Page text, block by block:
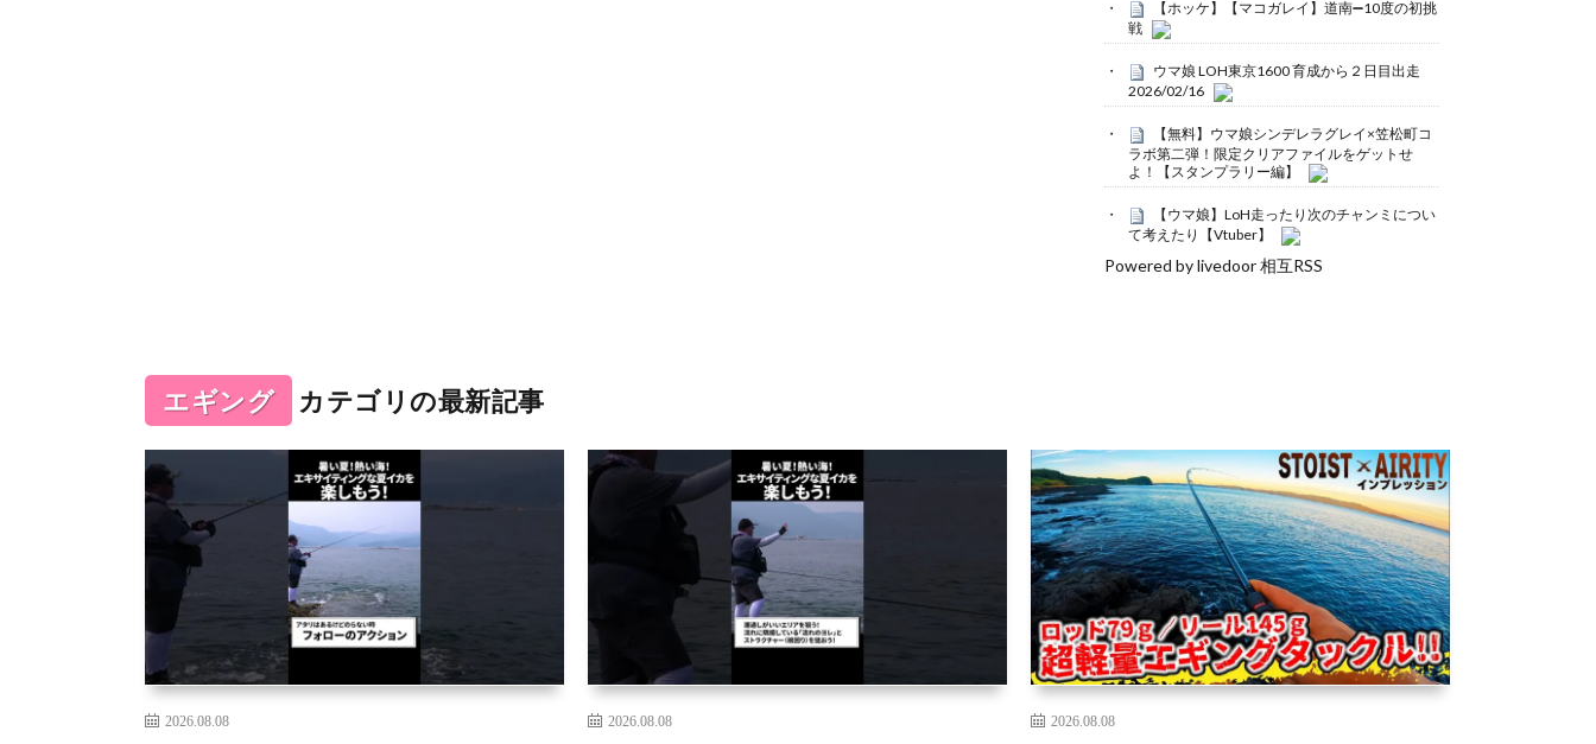
【ホッケ】【マコガレイ】道南➖10度の初挑
戦
ウマ娘 LOH東京1600 育成から２日目出走
2026/02/16
【無料】ウマ娘シンデレラグレイ×笠松町コ
ラボ第二弾！限定クリアファイルをゲットせ
よ！【スタンプラリー編】
【ウマ娘】LoH走ったり次のチャンミについ
て考えたり【Vtuber】
Powered by livedoor 相互RSS
エギング カテゴリの最新記事
2026.08.08 2026.08.08 2026.08.08